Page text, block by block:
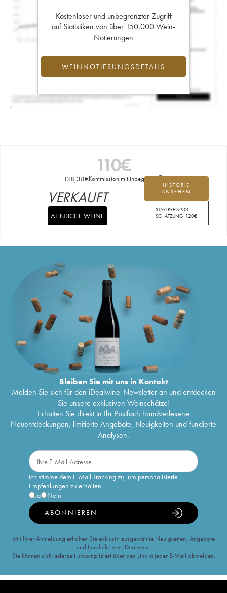
Kostenloser und unbegrenzter Zugriff
auf Statistiken von über 150.000 Wein-
Notierungen
WEINNOTIERUNGSDETAILS
110€
138,38€Kommission mit inbegriffen
HISTORIE
ANSEHEN
STARTPREIS:90€
SCHÄTZUNG: 120€
VERKAUFT
ÄHNLICHE WEINE
Bleiben Sie mit uns in Kontakt
Melden Sie sich für den iDealwine-Newsletter an und entdecken
Sie unsere exklusiven Weinschätze!
Erhalten Sie direkt in Ihr Postfach handverlesene
Neuentdeckungen, limitierte Angebote, Neuigkeiten und fundierte
Analysen.
Ich stimme dem E-Mail-Tracking zu, um personalisierte
Empfehlungen zu erhalten
Ja
Nein
ABONNIEREN
Mit Ihrer Anmeldung erhalten Sie exklusiv ausgewählte Neuigkeiten, Angebote
und Einblicke von iDealwine.
Sie können sich jederzeit unkompliziert über den Link in jeder E-Mail abmelden.